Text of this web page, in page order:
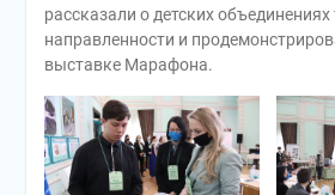
рассказали о детских объединениях
направленности и
выставке Марафона.